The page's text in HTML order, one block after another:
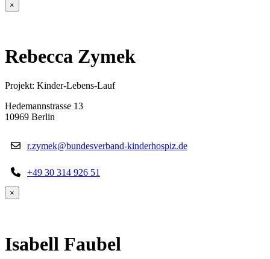
×
Rebecca Zymek
Projekt: Kinder-Lebens-Lauf
Hedemannstrasse 13
10969 Berlin
r.zymek@bundesverband-kinderhospiz.de
+49 30 314 926 51
×
Isabell Faubel